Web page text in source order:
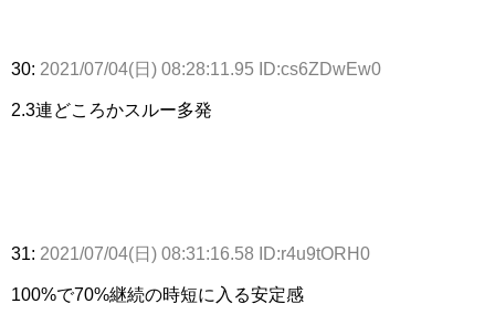
30: 2021/07/04(日) 08:28:11.95 ID:cs6ZDwEw0
2.3連どころかスルー多発
31: 2021/07/04(日) 08:31:16.58 ID:r4u9tORH0
100%で70%継続の時短に入る安定感